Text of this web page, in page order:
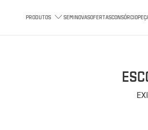
PRODUTOS SEMINOVASOFERTASCONSÓRCIO